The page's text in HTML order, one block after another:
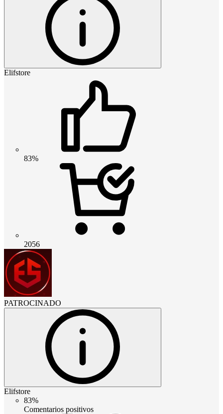
Elifstore
83%
2056
PATROCINADO
Elifstore
83%
Comentarios positivos